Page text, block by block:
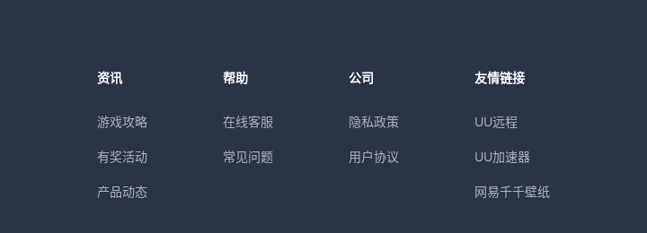
资讯
游戏攻略
有奖活动
产品动态
帮助
在线客服
常见问题
公司
隐私政策
用户协议
友情链接
UU远程
UU加速器
网易千千壁纸